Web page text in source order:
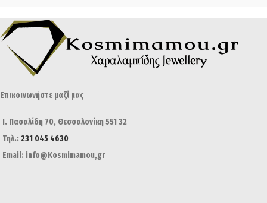
Επικοινωνήστε μαζί μας
Ι. Πασαλίδη 70, Θεσσαλονίκη 551 32
Τηλ.: 231 045 4630
Email: info@Kosmimamou,gr